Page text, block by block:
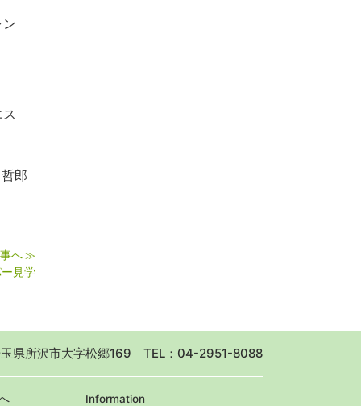
郎
へ≫
見学
所沢市大字松郷169 TEL：04-2951-8088
Information